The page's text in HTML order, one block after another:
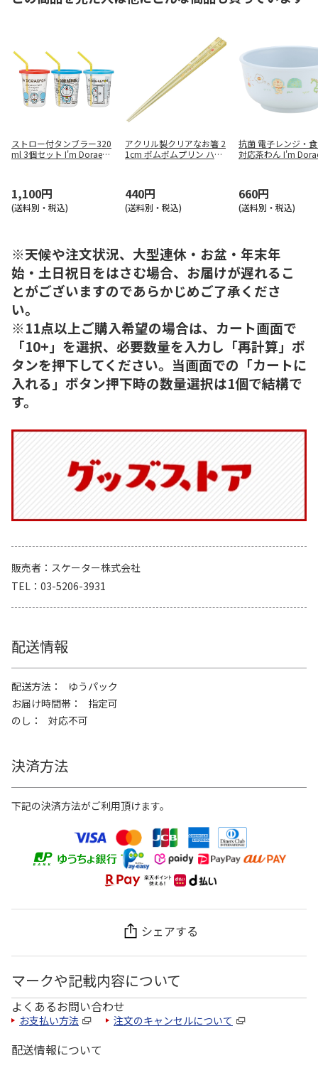
ストロー付タンブラー320
ml 3個セット I'm Doraem
1,100円
(送料別・税込)
アクリル製クリアなお箸 2
1cm ポムポムプリン ハピ
440円
(送料別・税込)
抗菌 電子レンジ・
対応茶わん I'm
660円
(送料別・税込)
※天候や注文状況、大型連休・お盆・年末年
始・土日祝日をはさむ場合、お届けが遅れるこ
とがございますのであらかじめご了承くださ
い。
※11点以上ご購入希望の場合は、カート画面で
「10+」を選択、必要数量を入力し「再計算」ボ
タンを押下してください。当画面での「カートに
入れる」ボタン押下時の数量選択は1個で結構で
す。
販売者
スケーター株式会社
TEL
03-5206-3931
配送情報
配送方法
ゆうパック
お届け時間帯
指定可
のし
対応不可
決済方法
下記の決済方法がご利用頂けます。
シェアする
マークや記載内容について
よくあるお問い合わせ
お支払い方法 注文のキャンセルについて
配送情報について